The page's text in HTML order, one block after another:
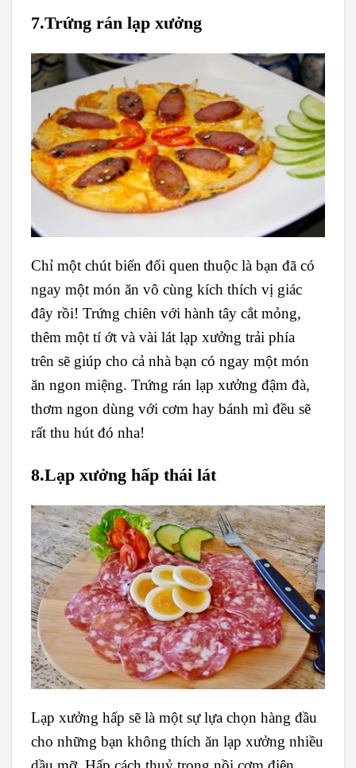
7.Trứng rán lạp xưởng
Chỉ một chút biến đổi quen thuộc là bạn đã có
ngay một món ăn vô cùng kích thích vị giác
đây rồi! Trứng chiên với hành tây cắt mỏng,
thêm một tí ớt và vài lát lạp xưởng trải phía
trên sẽ giúp cho cả nhà bạn có ngay một món
ăn ngon miệng. Trứng rán lạp xưởng đậm đà,
thơm ngon dùng với cơm hay bánh mì đều sẽ
rất thu hút đó nha!
8.Lạp xưởng hấp thái lát
Lạp xưởng hấp sẽ là một sự lựa chọn hàng đầu
cho những bạn không thích ăn lạp xưởng nhiều